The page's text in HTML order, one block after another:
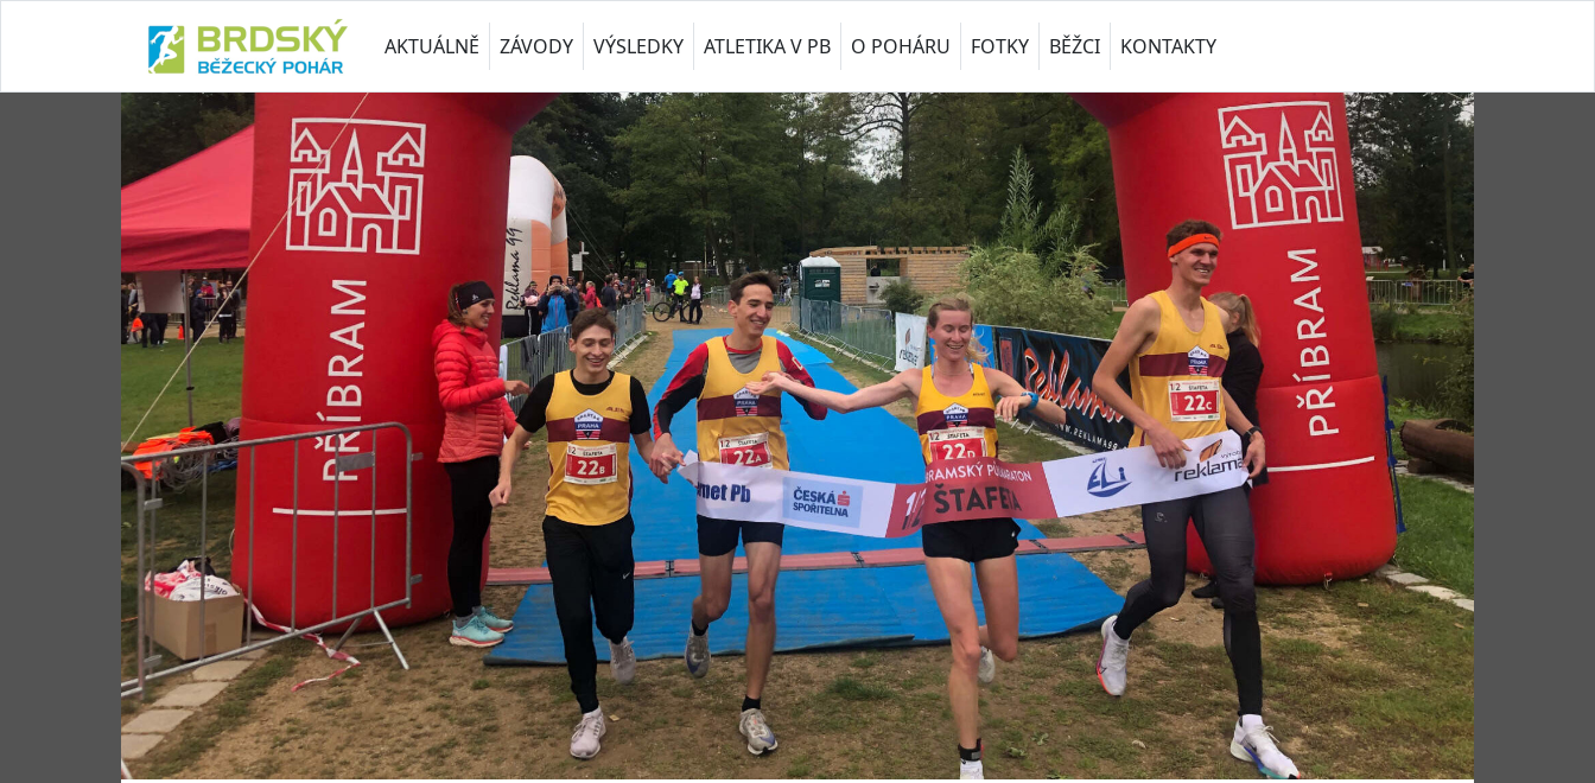
AKTUÁLNĚ ZÁVODY VÝSLEDKY ATLETIKA V PB O POHÁRU FOTKY BĚŽCI KONTAKTY